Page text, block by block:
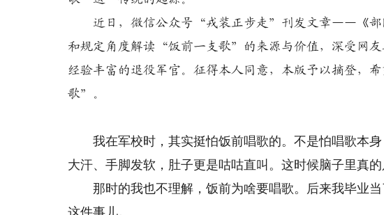
近日，微信公众号“戎装正步走”刊发文章——《部
和规定角度解读“饭前一支歌”的来源与价值，深受网
经验丰富的退役军官。征得本人同意，本版予以摘登，
歌”。
我在军校时，其实挺怕饭前唱歌的。不是怕唱歌本
大汗、手脚发软，肚子更是咕咕直叫。这时候脑子里真
那时的我也不理解，饭前为啥要唱歌。后来我毕业当
这件事儿。